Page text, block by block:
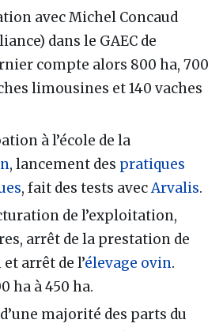
avec Michel Concaud
dans le GAEC de
compte alors 800 ha, 700
limousines et 140 vaches
à l’école de la
, lancement des pratiques
, fait des tests avecArvalis.
de l’exploitation,
arrêt de la prestation de
arrêt de l’élevage ovin.
ha à 450 ha.
majorité des parts du